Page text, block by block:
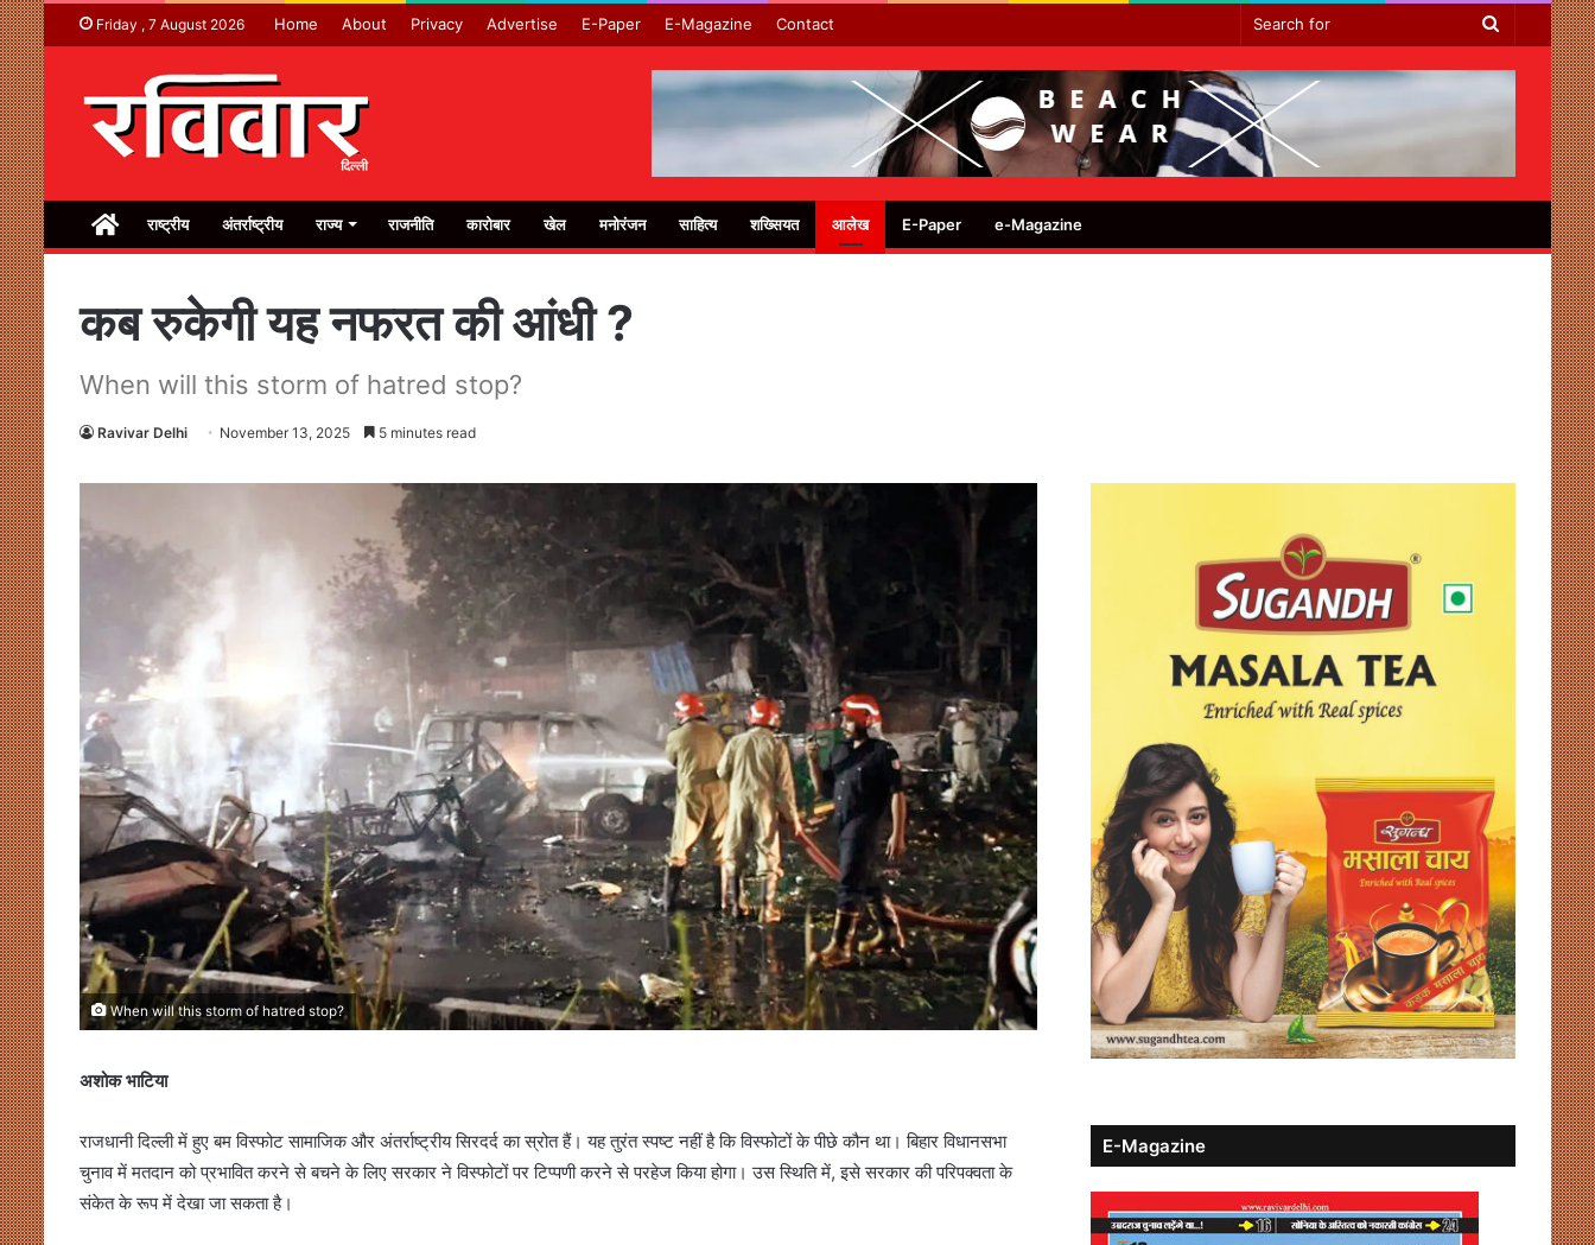
Friday , 7 August 2026 Home About Privacy Advertise E-Paper E-Magazine Contact
Search
for
Homeराष्ट्रीय अंतर्राष्ट्रीय राज्य राजनीति कारोबार खेल मनोरंजन साहित्य शख्सियत आलेख E-Paper e-Magazine
कब रुकेगी यह नफरत की आंधी ?
When will this storm of hatred stop?
Ravivar Delhi November 13, 2025 5 minutes read
When will this storm of hatred stop?
अशोक भाटिया
राजधानी दिल्ली में हुए बम विस्फोट सामाजिक और अंतर्राष्ट्रीय सिरदर्द का स्रोत हैं। यह तुरंत स्पष्ट नहीं है कि विस्फोटों के पीछे कौन था। बिहार विधानसभा
चुनाव में मतदान को प्रभावित करने से बचने के लिए सरकार ने विस्फोटों पर टिप्पणी करने से परहेज किया होगा। उस स्थिति में, इसे सरकार की परिपक्वता के
संकेत के रूप में देखा जा सकता है।
E-Magazine